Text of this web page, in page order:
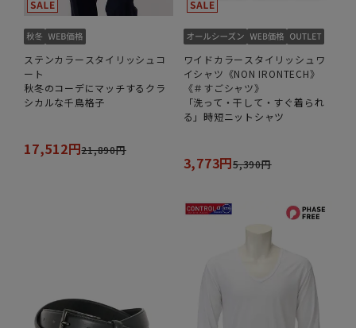
ステンカラースタイリッシュコ
ート
秋冬のコーデにマッチするクラ
シカルな千鳥格子
17,512円21,890円
ワイドカラースタイリッシュワ
イシャツ《NON IRONTECH》
《＃すごシャツ》
「洗って・干して・すぐ着られ
る」時短ニットシャツ
3,773円5,390円